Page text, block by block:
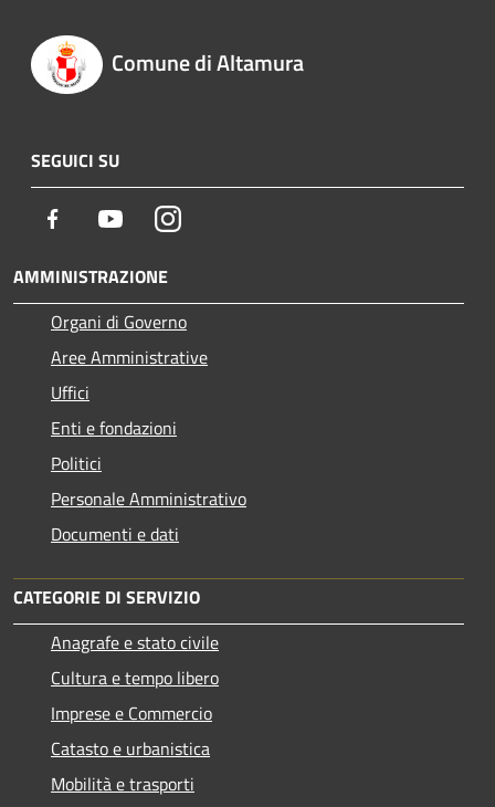
Comune di Altamura
SEGUICI SU
Facebook YoutubeInstagram
AMMINISTRAZIONE
Organi di Governo
Aree Amministrative
Uffici
Enti e fondazioni
Politici
Personale Amministrativo
Documenti e dati
CATEGORIE DI SERVIZIO
Anagrafe e stato civile
Cultura e tempo libero
Imprese e Commercio
Catasto e urbanistica
Mobilità e trasporti